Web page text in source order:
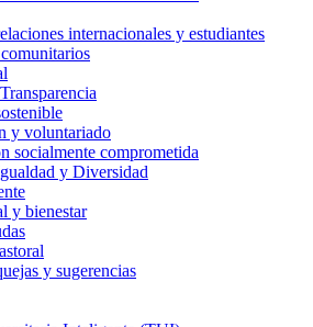
internacionales y estudiantes
y voluntariado
socialmente comprometida
y Diversidad
y bienestar
y sugerencias